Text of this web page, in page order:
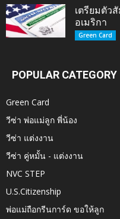
เตรียมตัวสั
อเมริกา
Green Card
POPULAR CATEGORY
Green Card
วีซ่า พ่อแม่ลูก พี่น้อง
วีซ่า แต่งงาน
วีซ่า คู่หมั้น - แต่งงาน
NVC STEP
U.S.Citizenship
พ่อแม่ถือกรีนการ์ด ขอให้ลูก